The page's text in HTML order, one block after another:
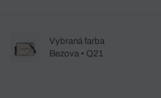
Vybraná farba
Bezova • Q21